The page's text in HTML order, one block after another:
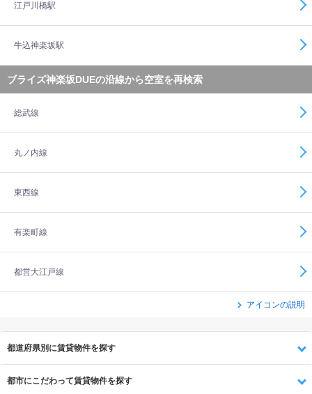
江戸川橋駅
牛込神楽坂駅
ブライズ神楽坂DUEの沿線から空室を再検索
総武線
丸ノ内線
東西線
有楽町線
都営大江戸線
アイコンの説明
都道府県別に賃貸物件を探す
都市にこだわって賃貸物件を探す